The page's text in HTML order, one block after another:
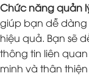
Chức năng quản
giúp bạn dễ dàng
hiệu quả. Bạn sẽ
thông tin liên
minh và thân